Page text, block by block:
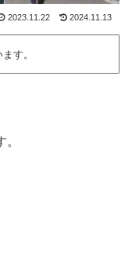
2023.11.22 2024.11.13
す。